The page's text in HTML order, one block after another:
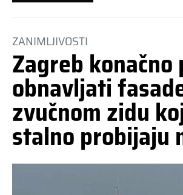
ZANIMLJIVOSTI
Zagreb konačno
obnavljati
zvučnom zidu
stalno probijaju